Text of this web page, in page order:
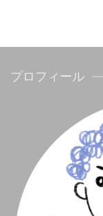
プロフィール